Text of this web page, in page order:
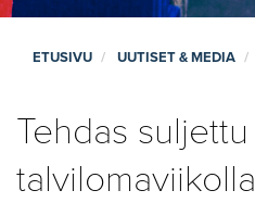
ETUSIVU UUTISET & MEDIA
Tehdas suljettu
talvilomaviikolla